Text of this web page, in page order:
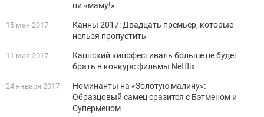
ни «маму!»
15 мая 2017
Канны 2017: Двадцать премьер, которые
нельзя пропустить
11 мая 2017
Каннский кинофестиваль больше не будет
брать в конкурс фильмы Netflix
24 января 2017
Номинанты на «Золотую малину»:
Образцовый самец сразится с Бэтменом и
Суперменом